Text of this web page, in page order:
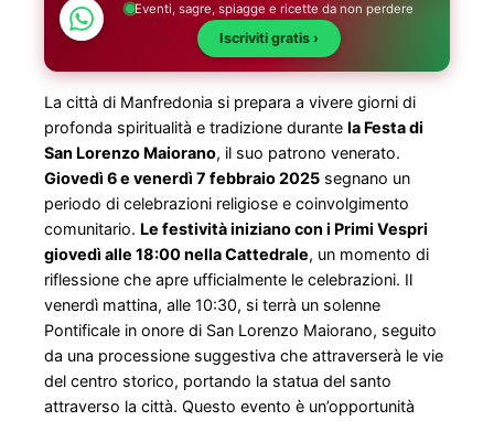
Eventi, sagre, spiagge e ricette da non perdere
Iscriviti gratis ›
La città di Manfredonia si prepara a vivere giorni di
profonda spiritualità e tradizione durante la Festa di
San Lorenzo Maiorano, il suo patrono venerato.
Giovedì 6 e venerdì 7 febbraio 2025 segnano un
periodo di celebrazioni religiose e coinvolgimento
comunitario. Le festività iniziano con i Primi Vespri
giovedì alle 18:00 nella Cattedrale, un momento di
riflessione che apre ufficialmente le celebrazioni. Il
venerdì mattina, alle 10:30, si terrà un solenne
Pontificale in onore di San Lorenzo Maiorano, seguito
da una processione suggestiva che attraverserà le vie
del centro storico, portando la statua del santo
attraverso la città. Questo evento è un’opportunità